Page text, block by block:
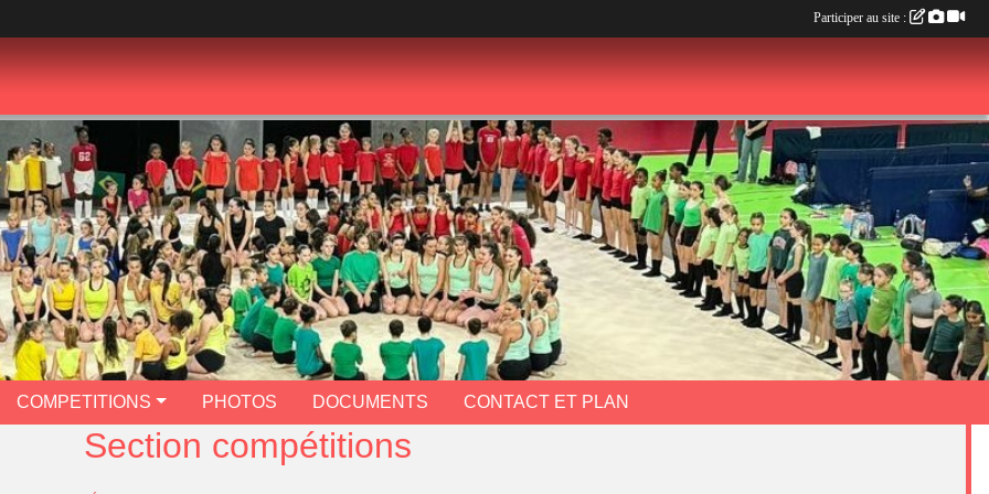
COMPETITIONS PHOTOS DOCUMENTS CONTACT ET PLAN
Section compétitions
Participer au site :